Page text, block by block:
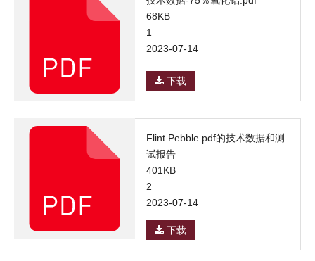
68KB
1
2023-07-14
下载
Flint Pebble.pdf的技术数据和测
试报告
401KB
2
2023-07-14
下载